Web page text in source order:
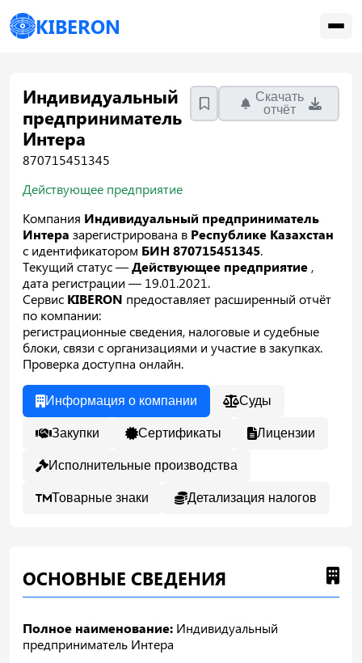
KIBERON
Индивидуальный
предприниматель
Интера
870715451345
Скачать
отчёт
Действующее предприятие
Компания Индивидуальный предприниматель
Интера зарегистрирована в Республике Казахстан
с идентификатором БИН 870715451345.
Текущий статус —Действующее предприятие ,
дата регистрации — 19.01.2021.
Сервис KIBERON предоставляет расширенный отчёт
по компании:
регистрационные сведения, налоговые и судебные
блоки, связи с организациями и участие в закупках.
Проверка доступна онлайн.
Информация о компании Суды
Закупки Сертификаты Лицензии
Исполнительные производства
Товарные знаки Детализация налогов
ОСНОВНЫЕ СВЕДЕНИЯ
Полное наименование: Индивидуальный
предприниматель Интера